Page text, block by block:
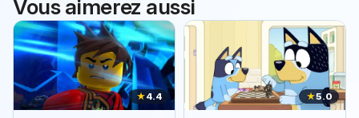
Vous aimerez aussi
★4.4 ★5.0